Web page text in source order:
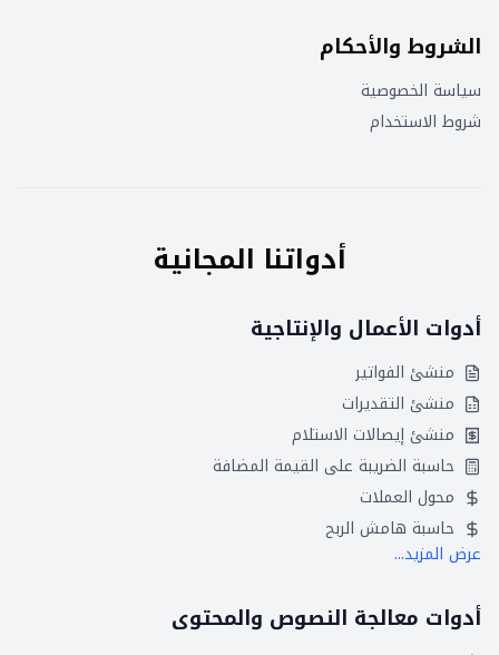
الشروط والأحكام
سياسة الخصوصية
شروط الاستخدام
أدواتنا المجانية
أدوات الأعمال والإنتاجية
منشئ الفواتير
منشئ التقديرات
منشئ إيصالات الاستلام
حاسبة الضريبة على القيمة المضافة
محول العملات
حاسبة هامش الربح
عرض المزيد...
أدوات معالجة النصوص والمحتوى